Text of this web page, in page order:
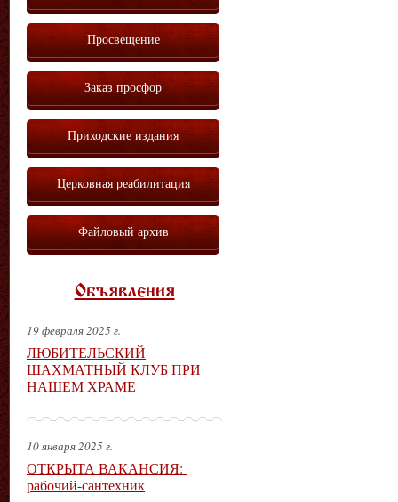
Просвещение
Заказ просфор
Приходские издания
Церковная реабилитация
Файловый архив
Объявления
19 февраля 2025 г.
ЛЮБИТЕЛЬСКИЙ
ШАХМАТНЫЙ КЛУБ ПРИ
НАШЕМ ХРАМЕ
10 января 2025 г.
ОТКРЫТА ВАКАНСИЯ:
рабочий-сантехник